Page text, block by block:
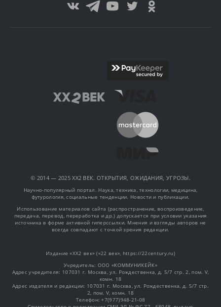
© 2014 — 2025 XX2 ВЕК. ОТКРЫТИЯ, ОЖИДАНИЯ, УГРОЗЫ.
Научно-популярный портал. Наука, техника, технологии, медицина,
футурология, социальные тенденции. Новости и публикации.
Использование материалов сайта (распространение, воспроизведение,
передача, перевод, переработка и др.) допускается при условии указания
источника в форме активной гиперссылки. Мнения и взгляды авторов не
всегда совпадают с точкой зрения редакции.
Издание «XX2 век» («22 век», https://22century.ru)
Учредитель: OOO «КОММУНИКЕЙК»
Адрес учредителя: 107031 г. Москва, ул. Рождественка, д. 5/7 стр. 2, пом. V,
комн. 18
Адрес издателя и редакции: 107031 г. Москва, ул. Рождественка, д. 5/7 стр.
2, пом. V, комн. 18
Телефон: +7(977)948-21-08